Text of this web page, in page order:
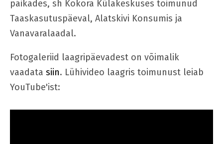
paikades, sh Kokora Külakeskuses toimunud
Taaskasutuspäeval, Alatskivi Konsumis ja
Vanavaralaadal.
Fotogaleriid laagripäevadest on võimalik
vaadata siin. Lühivideo laagris toimunust leiab
YouTube'ist: